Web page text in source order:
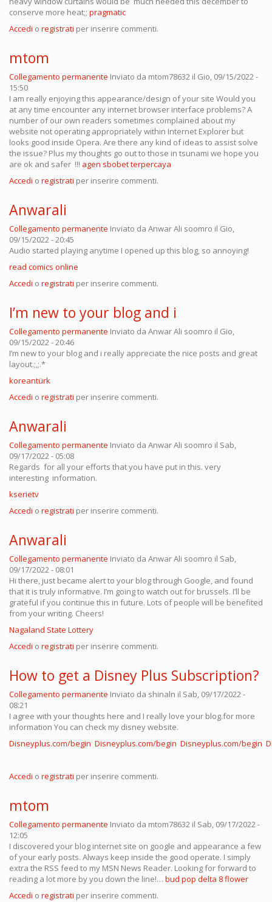
conserve more heat;; pragmatic
Accedi o registrati per inserire commenti.
mtom
Collegamento permanente Inviato da mtom78632 il Gio, 09/15/2022 -
15:50
I am really enjoying this appearance/design of your site Would you
at any time encounter any internet browser interface problems? A
number of our own readers sometimes complained about my
website not operating appropriately within Internet Explorer but
looks good inside Opera. Are there any kind of ideas to assist solve
the issue? Plus my thoughts go out to those in tsunami we hope you
are ok and safer !!! agen sbobet terpercaya
Accedi o registrati per inserire commenti.
Anwarali
Collegamento permanente Inviato da Anwar Ali soomro il Gio,
09/15/2022 - 20:45
Audio started playing anytime I opened up this blog, so annoying!
read comics online
Accedi o registrati per inserire commenti.
I’m new to your blog and i
Collegamento permanente Inviato da Anwar Ali soomro il Gio,
09/15/2022 - 20:46
I’m new to your blog and i really appreciate the nice posts and great
layout.;,;.*
koreantürk
Accedi o registrati per inserire commenti.
Anwarali
Collegamento permanente Inviato da Anwar Ali soomro il Sab,
09/17/2022 - 05:08
Regards for all your efforts that you have put in this. very
interesting information.
kserietv
Accedi o registrati per inserire commenti.
Anwarali
Collegamento permanente Inviato da Anwar Ali soomro il Sab,
09/17/2022 - 08:01
Hi there, just became alert to your blog through Google, and found
that it is truly informative. I’m going to watch out for brussels. I’ll be
grateful if you continue this in future. Lots of people will be benefited
from your writing. Cheers!
Nagaland State Lottery
Accedi o registrati per inserire commenti.
How to get a Disney Plus Subscription?
Collegamento permanente Inviato da shinaln il Sab, 09/17/2022 -
08:21
I agree with your thoughts here and I really love your blog.for more
information You can check my disney website.
Disneyplus.com/begin Disneyplus.com/begin Disneyplus.com/begin
Accedi o registrati per inserire commenti.
mtom
Collegamento permanente Inviato da mtom78632 il Sab, 09/17/2022 -
12:05
I discovered your blog internet site on google and appearance a few
of your early posts. Always keep inside the good operate. I simply
extra the RSS feed to my MSN News Reader. Looking for forward to
reading a lot more by you down the line!… bud pop delta 8 flower
Accedi o registrati per inserire commenti.